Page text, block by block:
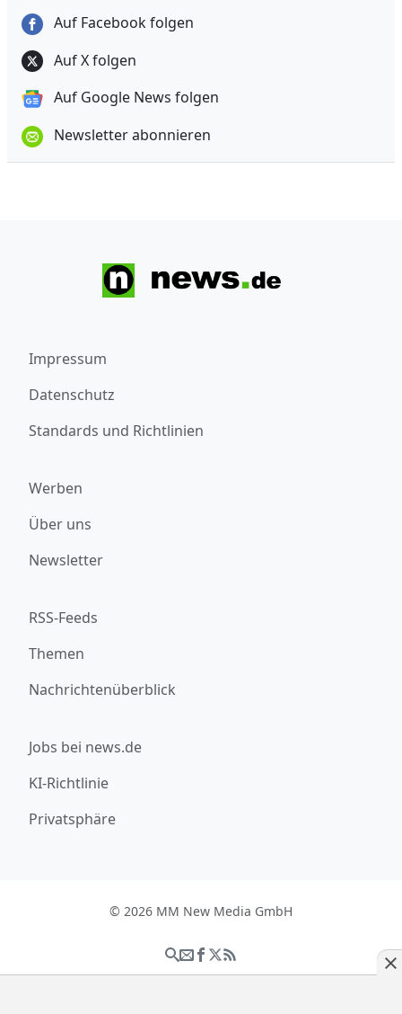
Auf Facebook folgen
Auf X folgen
Auf Google News folgen
Newsletter abonnieren
Impressum
Datenschutz
Standards und Richtlinien
Werben
Über uns
Newsletter
RSS-Feeds
Themen
Nachrichtenüberblick
Jobs bei news.de
KI-Richtlinie
Privatsphäre
© 2026 MM New Media GmbH